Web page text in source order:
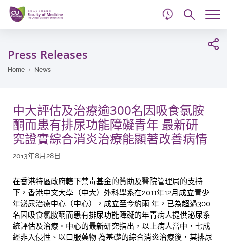
Skip
main
content
Press Releases
Home News
中大評估及治療逾300名因吸食氯胺
酮而患有排尿功能障礙青年 最新研
究證實綜合消炎治療能顯著改善病情
2013年8月28日
在香港特區政府轄下禁毒基金的贊助及醫院管理局的支持
下，香港中文大學（中大）外科學系在2011年12月成立青少
年泌尿治療中心（中心），成立至今約兩 年，已為超過300
名因吸食氯胺酮而患有排尿功能障礙的年青病人提供泌尿系
統評估及治療。中心的最新研究指出，以上病人當中，七成
經非入侵性、以口服藥物 為基礎的綜合消炎治療後，其排尿